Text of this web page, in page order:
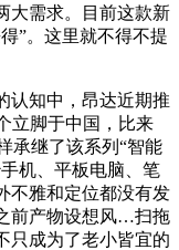
大需求。目前这款新
”。这里就不得不提
知中，昂达近期推
立脚于中国，比来
承继了该系列“智能
机、平板电脑、笔
不雅和定位都没有发
前产物设想风…扫拖
只成为了老小皆宜的